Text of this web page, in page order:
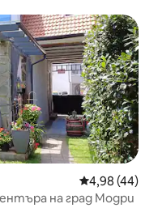
Средна
4,98 (44)
на град Модри